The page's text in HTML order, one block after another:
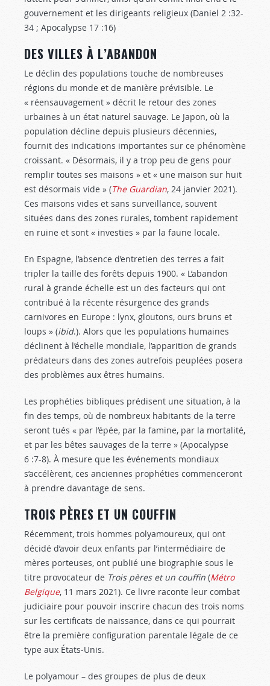
gouvernement et les dirigeants religieux (Daniel 2 :32-
34 ; Apocalypse 17 :16)
DES VILLES À L’ABANDON
Le déclin des populations touche de nombreuses
régions du monde et de manière prévisible. Le
« réensauvagement » décrit le retour des zones
urbaines à un état naturel sauvage. Le Japon, où la
population décline depuis plusieurs décennies,
fournit des indications importantes sur ce phénomène
croissant. « Désormais, il y a trop peu de gens pour
remplir toutes ses maisons » et « une maison sur huit
est désormais vide » (The Guardian, 24 janvier 2021).
Ces maisons vides et sans surveillance, souvent
situées dans des zones rurales, tombent rapidement
en ruine et sont « investies » par la faune locale.
En Espagne, l’absence d’entretien des terres a fait
tripler la taille des forêts depuis 1900. « L’abandon
rural à grande échelle est un des facteurs qui ont
contribué à la récente résurgence des grands
carnivores en Europe : lynx, gloutons, ours bruns et
loups » (ibid.). Alors que les populations humaines
déclinent à l’échelle mondiale, l’apparition de grands
prédateurs dans des zones autrefois peuplées posera
des problèmes aux êtres humains.
Les prophéties bibliques prédisent une situation, à la
fin des temps, où de nombreux habitants de la terre
seront tués « par l’épée, par la famine, par la mortalité,
et par les bêtes sauvages de la terre » (Apocalypse
6 :7-8). À mesure que les événements mondiaux
s’accélèrent, ces anciennes prophéties commenceront
à prendre davantage de sens.
TROIS PÈRES ET UN COUFFIN
Récemment, trois hommes polyamoureux, qui ont
décidé d’avoir deux enfants par l’intermédiaire de
mères porteuses, ont publié une biographie sous le
titre provocateur de Trois pères et un couffin (Métro
Belgique, 11 mars 2021). Ce livre raconte leur combat
judiciaire pour pouvoir inscrire chacun des trois noms
sur les certificats de naissance, dans ce qui pourrait
être la première configuration parentale légale de ce
type aux États-Unis.
Le polyamour – des groupes de plus de deux